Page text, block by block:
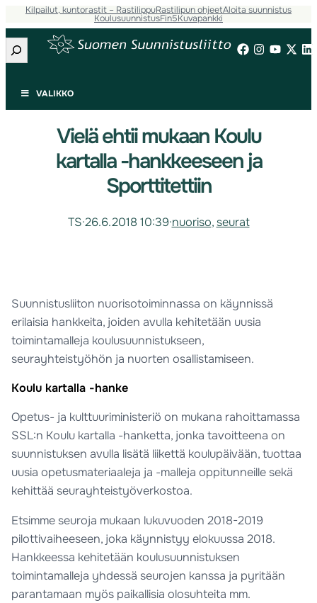
Kilpailut, kuntorastit – RastilippuRastilipun ohjeetAloita suunnistus
KoulusuunnistusFin5Kuvapankki
Etsi
VALIKKO
Vielä ehtii mukaan Koulu
kartalla -hankkeeseen ja
Sporttitettiin
TS·26.6.2018 10:39·nuoriso, seurat
Suunnistusliiton nuorisotoiminnassa on käynnissä
erilaisia hankkeita, joiden avulla kehitetään uusia
toimintamalleja koulusuunnistukseen,
seurayhteistyöhön ja nuorten osallistamiseen.
Koulu kartalla -hanke
Opetus- ja kulttuuriministeriö on mukana rahoittamassa
SSL:n Koulu kartalla -hanketta, jonka tavoitteena on
suunnistuksen avulla lisätä liikettä koulupäivään, tuottaa
uusia opetusmateriaaleja ja -malleja oppitunneille sekä
kehittää seurayhteistyöverkostoa.
Etsimme seuroja mukaan lukuvuoden 2018-2019
pilottivaiheeseen, joka käynnistyy elokuussa 2018.
Hankkeessa kehitetään koulusuunnistuksen
toimintamalleja yhdessä seurojen kanssa ja pyritään
parantamaan myös paikallisia olosuhteita mm.